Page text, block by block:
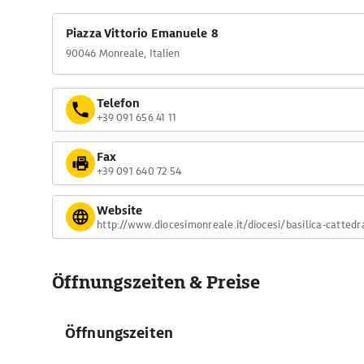
Piazza Vittorio Emanuele 8
90046 Monreale, Italien
Telefon
+39 091 656 41 11
Fax
+39 091 640 72 54
Website
http://www.diocesimonreale.it/diocesi/basilica-
Öffnungszeiten & Preise
Öffnungszeiten